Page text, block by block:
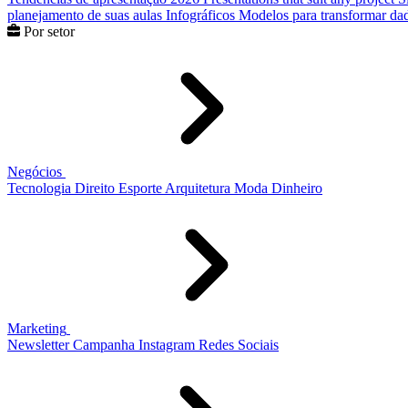
planejamento de suas aulas Infográficos Modelos para transformar
Por setor
Negócios
Tecnologia Direito Esporte Arquitetura Moda Dinheiro
Marketing
Newsletter Campanha Instagram Redes Sociais